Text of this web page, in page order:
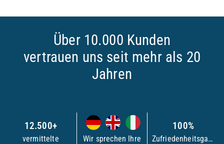
Über 10.000 Kunden
vertrauen uns seit mehr als 20
Jahren
12.500+
vermittelte
Wir sprechen Ihre
100%
Zufriedenheitsgarantie